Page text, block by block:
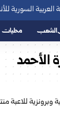
محليات
الأحمد